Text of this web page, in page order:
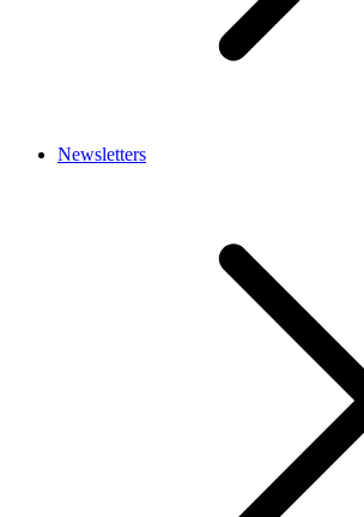
Newsletters